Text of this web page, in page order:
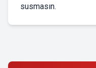
susmasın.